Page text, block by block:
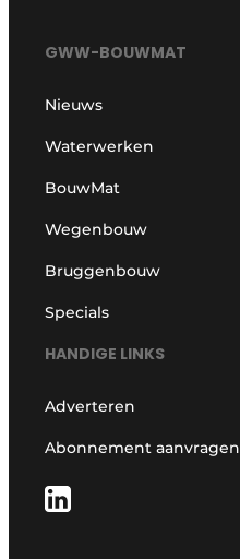
GWW-BOUWMAT
Nieuws
Waterwerken
BouwMat
Wegenbouw
Bruggenbouw
Specials
HANDIGE LINKS
Adverteren
Abonnement aanvragen